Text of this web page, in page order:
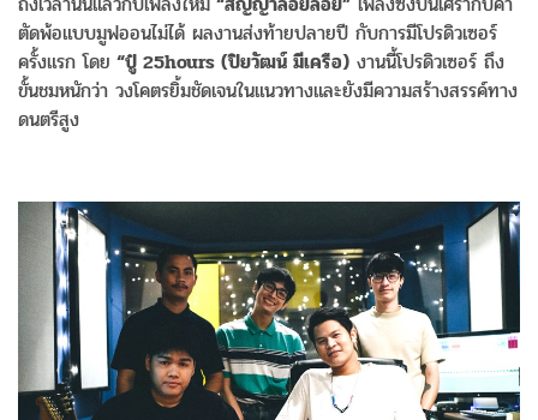
ตัดพ้อแบบมูฟออนไม่ได้ ผลงานส่งท้ายปลายปี กับการมีโปรดิวเซอร์
ครั้งแรก โดย “ปู๋ 25hours (ปิยวัฒน์ มีเครือ) งานนี้โปรดิวเซอร์ ถึง
ขั้นชมหนักว่า วงโคตรยิ้มชัดเจนในแนวทางและยังมีความสร้างสรรค์ทาง
ดนตรีสูง